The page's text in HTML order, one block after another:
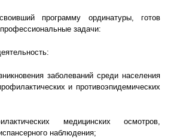
программу ординатуры, готов
задачи:
заболеваний среди населения
и противоэпидемических
медицинских осмотров,
наблюдения;